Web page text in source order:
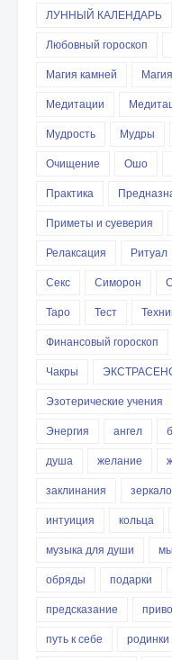
ЛУННЫЙ КАЛЕНДАРЬ
Любовный гороскоп
Магия камней
Медитации
Мудрость
Мудры
Очищение
Ошо
Практика
Приметы и суеверия
Релаксация
Ритуал
Секс
Симорон
Таро
Тест
Финансовый гороскоп
Чакры
Эзотерические учения
Энергия
ангел
душа
желание
заклинания
зеркало
интуиция
кольца
музыка для души
обряды
подарки
предсказание
путь к себе
родинки